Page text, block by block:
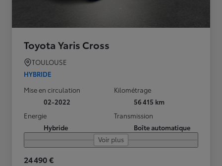
Toyota Yaris Cross
TOULOUSE
HYBRIDE
Mise en circulation
02-2022
Kilométrage
56 415 km
Energie
Hybride
Transmission
Boîte automatique
Voir plus
24 490 €